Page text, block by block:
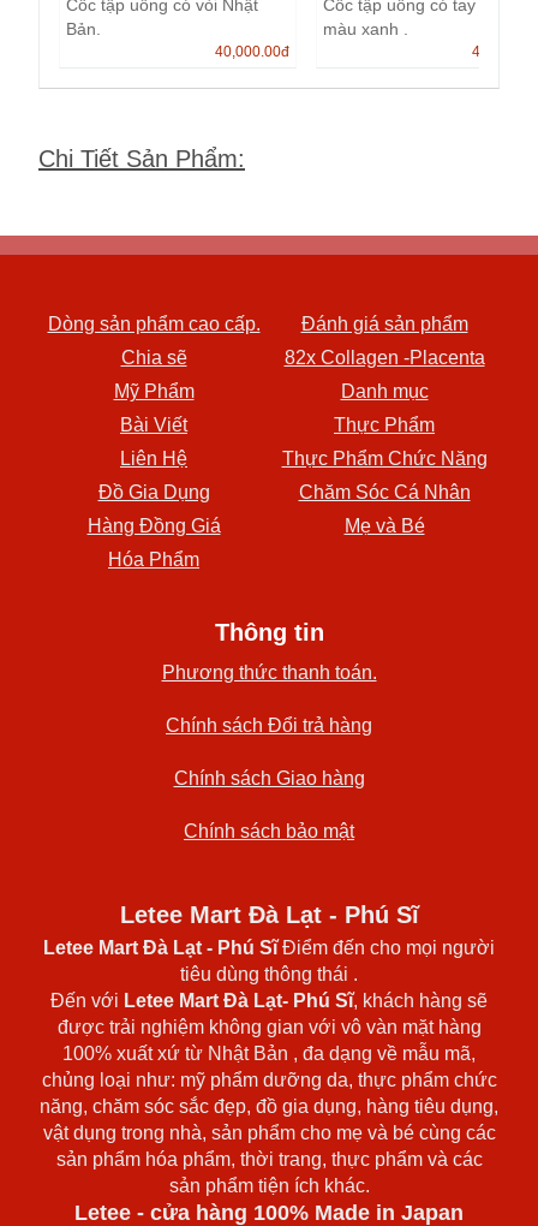
Cốc tập uống có vòi Nhật
Bản.
40,000.00đ
Cốc tập uống có tay cầm
màu xanh .
40,000.00
Chi Tiết Sản Phẩm:
Dòng sản phẩm cao cấp.
Đánh giá sản phẩm
Chia sẽ
82x Collagen -Placenta
Mỹ Phẩm
Danh mục
Bài Viết
Thực Phẩm
Liên Hệ
Thực Phẩm Chức Năng
Đồ Gia Dụng
Chăm Sóc Cá Nhân
Hàng Đồng Giá
Mẹ và Bé
Hóa Phẩm
Thông tin
Phương thức thanh toán.
Chính sách Đổi trả hàng
Chính sách Giao hàng
Chính sách bảo mật
Letee Mart Đà Lạt - Phú Sĩ
Letee Mart Đà Lạt - Phú SĩĐiểm đến cho mọi người
tiêu dùng thông thái .
Đến với Letee Mart Đà Lạt- Phú Sĩ, khách hàng sẽ
được trải nghiệm không gian với vô vàn mặt hàng
100% xuất xứ từ Nhật Bản , đa dạng về mẫu mã,
chủng loại như: mỹ phẩm dưỡng da, thực phẩm chức
năng, chăm sóc sắc đẹp, đồ gia dụng, hàng tiêu dụng,
vật dụng trong nhà, sản phẩm cho mẹ và bé cùng các
sản phẩm hóa phẩm, thời trang, thực phẩm và các
sản phẩm tiện ích khác.
Letee - cửa hàng 100% Made in Japan